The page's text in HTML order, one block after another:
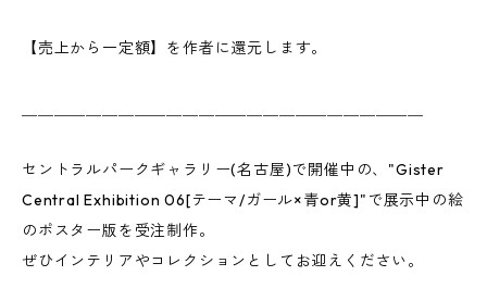
【売上から一定額】を作者に還元します。
セントラルパークギャラリー(名古屋)で開催中の、"Gister
Central Exhibition 06[テーマ/ガール×青or黄]"で展示中の絵
のポスター版を受注制作。
ぜひインテリアやコレクションとしてお迎えください。